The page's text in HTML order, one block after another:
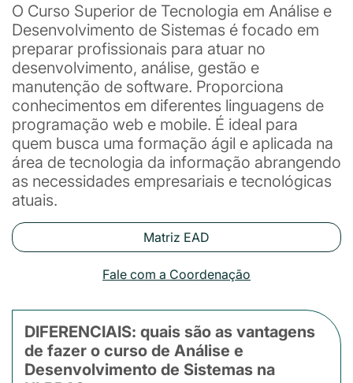
O Curso Superior de Tecnologia em Análise e
Desenvolvimento de Sistemas é focado em
preparar profissionais para atuar no
desenvolvimento, análise, gestão e
manutenção de software. Proporciona
conhecimentos em diferentes linguagens de
programação web e mobile. É ideal para
quem busca uma formação ágil e aplicada na
área de tecnologia da informação abrangendo
as necessidades empresariais e tecnológicas
atuais.
Matriz EAD
Fale com a Coordenação
DIFERENCIAIS: quais são as vantagens
de fazer o curso de Análise e
Desenvolvimento de Sistemas na